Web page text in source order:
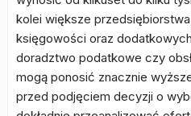
kolei większe
księgowości oraz
doradztwo podatkowe czy
mogą ponosić znacznie
przed podjęciem decyzji o